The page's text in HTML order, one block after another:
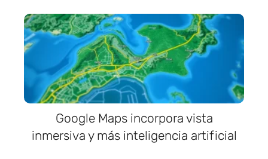
Google Maps incorpora vista
inmersiva y más inteligencia artificial